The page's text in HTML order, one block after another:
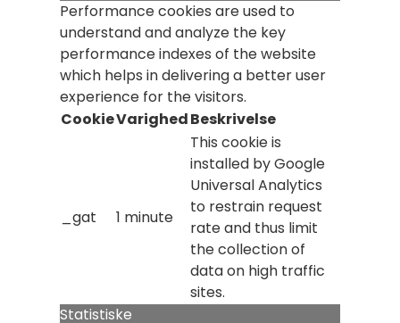
Performance cookies are used to
understand and analyze the key
performance indexes of the website
which helps in delivering a better user
experience for the visitors.
CookieVarighedBeskrivelse
_gat 1 minute
This cookie is
installed by Google
Universal Analytics
to restrain request
rate and thus limit
the collection of
data on high traffic
sites.
Statistiske